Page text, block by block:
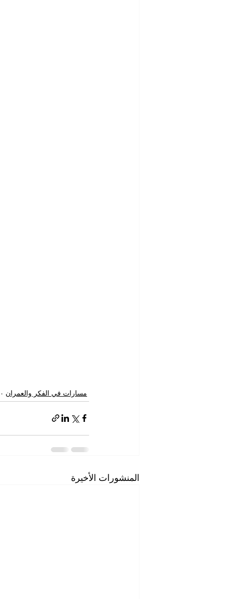
مسارات في الفكر والعمران
المنشورات الأخيرة